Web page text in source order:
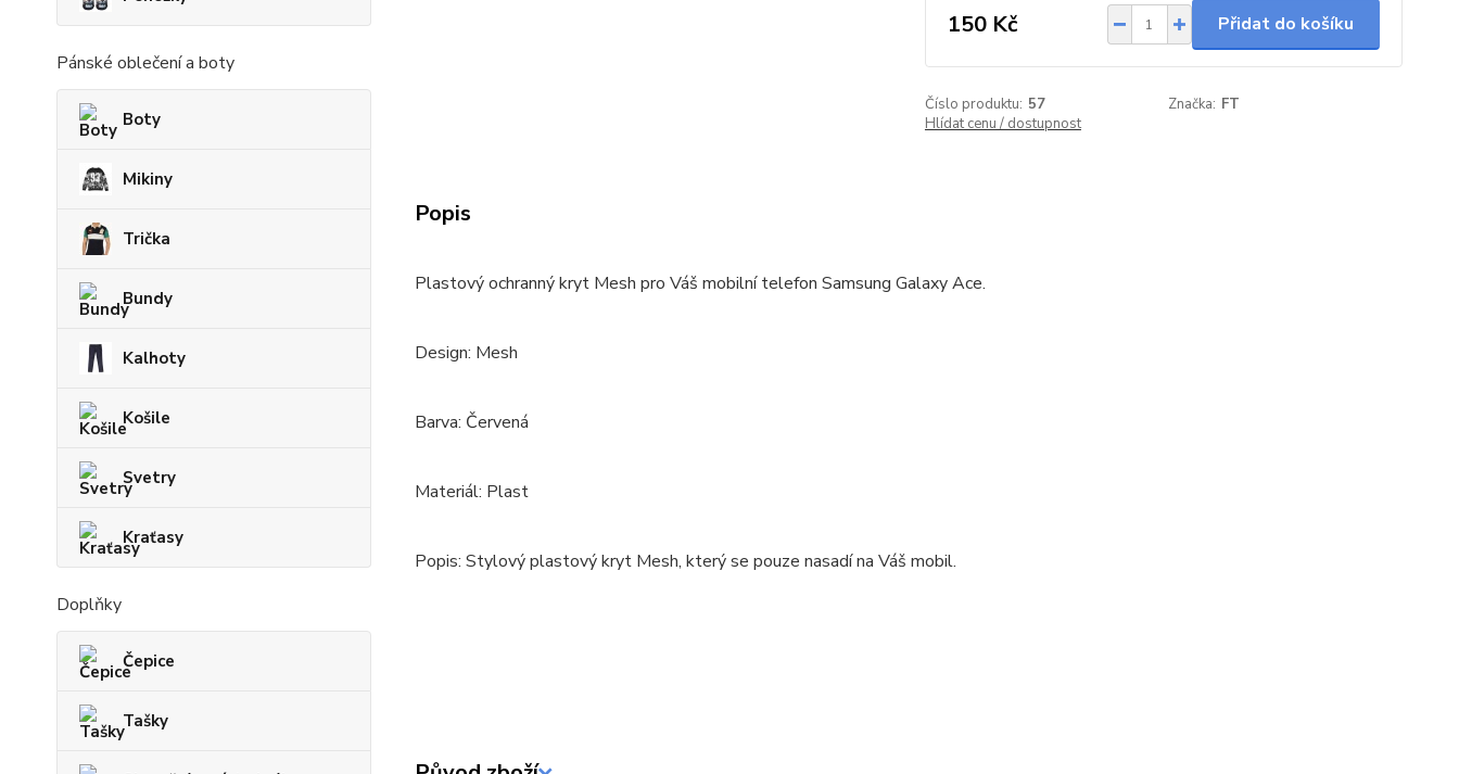
Pánské oblečení a boty
Boty
Mikiny
Trička
Bundy
Kalhoty
Košile
Svetry
Kraťasy
Doplňky
Čepice
Tašky
150 Kč Přidat do košíku
Číslo produktu: 57 Značka: FT
Hlídat cenu / dostupnost
Popis
Plastový ochranný kryt Mesh pro Váš mobilní telefon Samsung Galaxy Ace.
Design: Mesh
Barva: Červená
Materiál: Plast
Popis: Stylový plastový kryt Mesh, který se pouze nasadí na Váš mobil.